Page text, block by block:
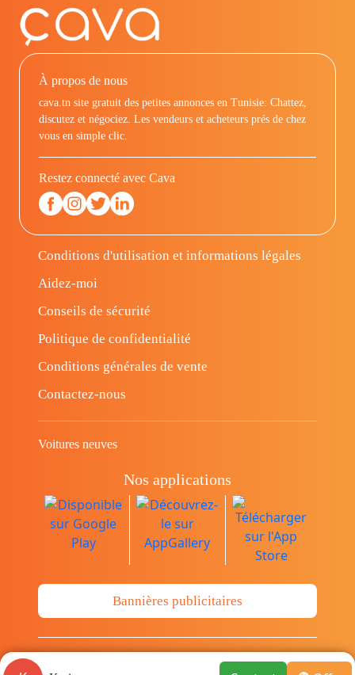
À propos de nous
cava.tn site gratuit des petites annonces en Tunisie: Chattez,
discutez et négociez. Les vendeurs et acheteurs prés de chez
vous en simple clic.
Restez connecté avec Cava
Conditions d'utilisation et informations légales
Aidez-moi
Conseils de sécurité
Politique de confidentialité
Conditions générales de vente
Contactez-nous
Voitures neuves
Nos applications
Bannières publicitaires
© Copyright 2014-2026 Cava.tn Limited Tous